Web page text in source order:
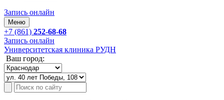
Запись онлайн
Меню
+7 (861) 252-68-68
Запись онлайн
Университетская клиника РУДН
Ваш город: